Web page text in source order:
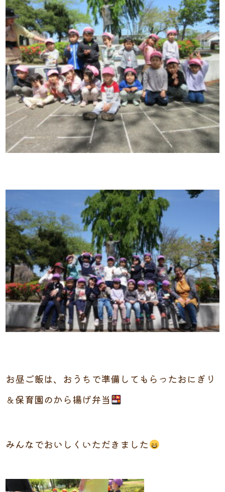
お昼ご飯は、おうちで準備してもらったおにぎり
＆保育園のから揚げ弁当
みんなでおいしくいただきました